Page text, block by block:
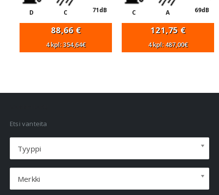
D C 71dB
88,66 €
4 kpl: 354,64€
C A 69dB
121,75 €
4 kpl: 487,00€
Etsi vanteita
Tyyppi
Merkki